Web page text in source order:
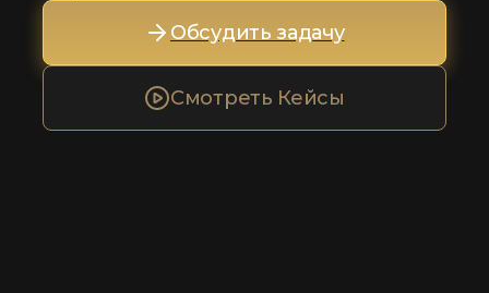
Обсудить задачу
Смотреть Кейсы